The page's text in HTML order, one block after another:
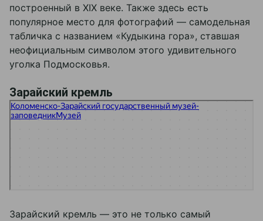
построенный в XIX веке. Также здесь есть
популярное место для фотографий — самодельная
табличка с названием «Кудыкина гора», ставшая
неофициальным символом этого удивительного
уголка Подмосковья.
Зарайский кремль
Государственный музей заповедник Зарайский кремль
Музей в Зарайске
Зарайский кремль — это не только самый